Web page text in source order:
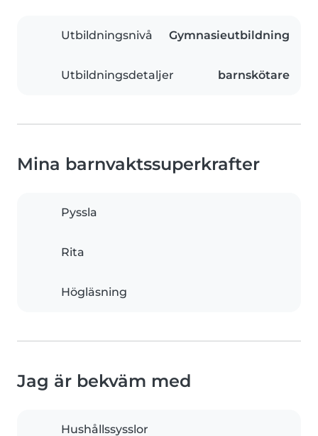
Utbildningsnivå Gymnasieutbildning
Utbildningsdetaljer barnskötare
Mina barnvaktssuperkrafter
Pyssla
Rita
Högläsning
Jag är bekväm med
Hushållssysslor